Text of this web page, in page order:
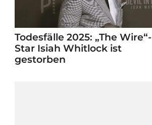
Todesfälle 2025: „The Wire“-
Star Isiah Whitlock ist
gestorben